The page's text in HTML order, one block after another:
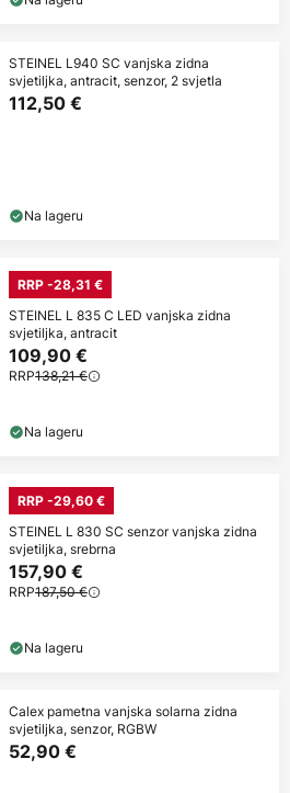
STEINEL L940 SC vanjska zidna
svjetiljka, antracit, senzor, 2 svjetla
112,50 €
Na lageru
RRP -28,31 €
STEINEL L 835 C LED vanjska zidna
svjetiljka, antracit
109,90 €
RRP138,21 €
Na lageru
RRP -29,60 €
STEINEL L 830 SC senzor vanjska zidna
svjetiljka, srebrna
157,90 €
RRP187,50 €
Na lageru
Calex pametna vanjska solarna zidna
svjetiljka, senzor, RGBW
52,90 €